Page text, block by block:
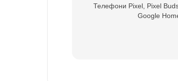
Телефони Pixel, Pixel Buds
Google